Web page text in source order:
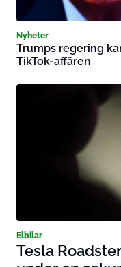
Nyheter
Trumps regering
TikTok-affären
Elbilar
Tesla